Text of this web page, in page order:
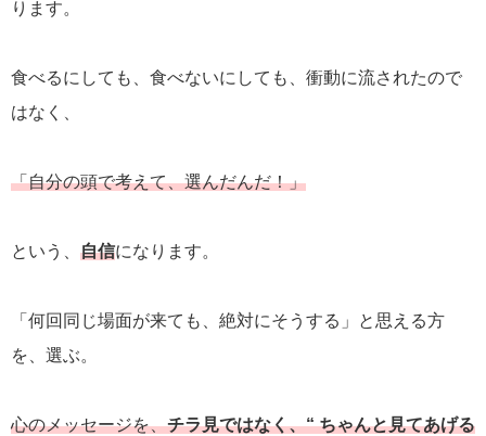
ります。
食べるにしても、食べないにしても、衝動に流されたので
はなく、
「自分の頭で考えて、選んだんだ！」
という、 自信になります。
「何回同じ場面が来ても、絶対にそうする」と思える方
を、選ぶ。
心のメッセージを、チラ見ではなく、“ ちゃんと見てあげる